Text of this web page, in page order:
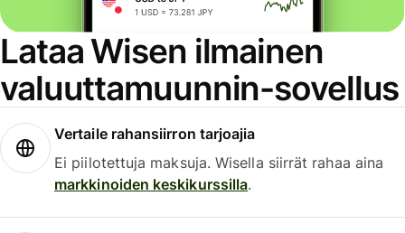
Lataa Wisen ilmainen
valuuttamuunnin-sovellus
Vertaile rahansiirron tarjoajia
Ei piilotettuja maksuja. Wisella siirrät rahaa aina
markkinoiden keskikurssilla.